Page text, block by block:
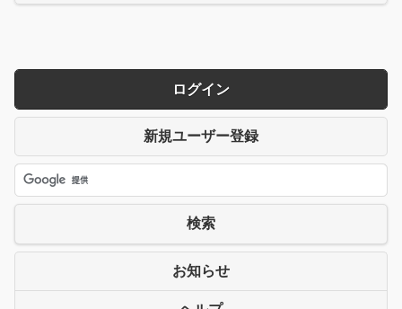
ログイン
新規ユーザー登録
検索
お知らせ